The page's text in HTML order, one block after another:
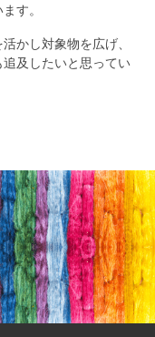
す。
かし対象物を広げ、
及したいと思ってい